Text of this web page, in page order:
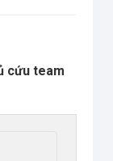
cứu team